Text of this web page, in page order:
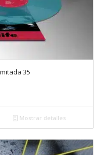
35
Mostrar detalles